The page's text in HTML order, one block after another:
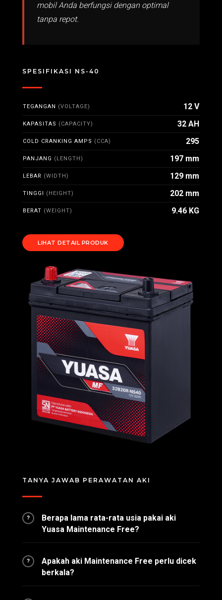
mobil Anda berfungsi dengan optimal
tanpa repot.
SPESIFIKASI NS-40
TEGANGAN (VOLTAGE) 12 V
KAPASITAS (CAPACITY) 32 AH
COLD CRANKING AMPS (CCA) 295
PANJANG (LENGTH) 197 mm
LEBAR (WIDTH) 129 mm
TINGGI (HEIGHT) 202 mm
BERAT (WEIGHT) 9.46 KG
LIHAT DETAIL PRODUK
TANYA JAWAB PERAWATAN AKI
?
Berapa lama rata-rata usia pakai aki
Yuasa Maintenance Free?
?
Apakah aki Maintenance Free perlu dicek
berkala?